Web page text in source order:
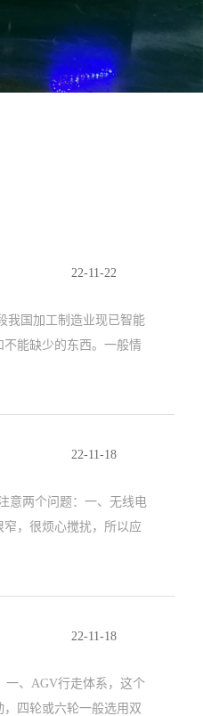
22-11-22
我国加工制造业现已智能
能缺少的东西。一般情
22-11-18
意两个问题：一、无线电
，很烦心搅扰，所以应
22-11-18
一、AGV行走体系，这个
四轮或六轮一般选用双